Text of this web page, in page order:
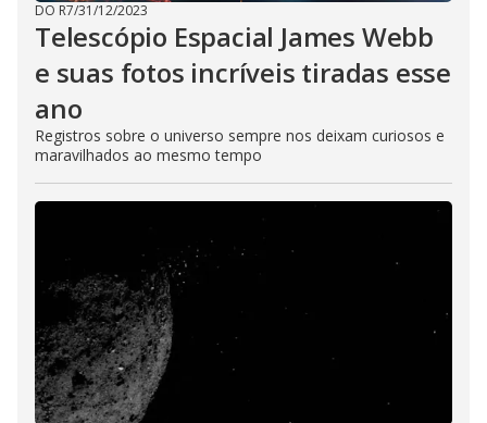
DO R7/31/12/2023
Telescópio Espacial James Webb
e suas fotos incríveis tiradas esse
ano
Registros sobre o universo sempre nos deixam curiosos e
maravilhados ao mesmo tempo